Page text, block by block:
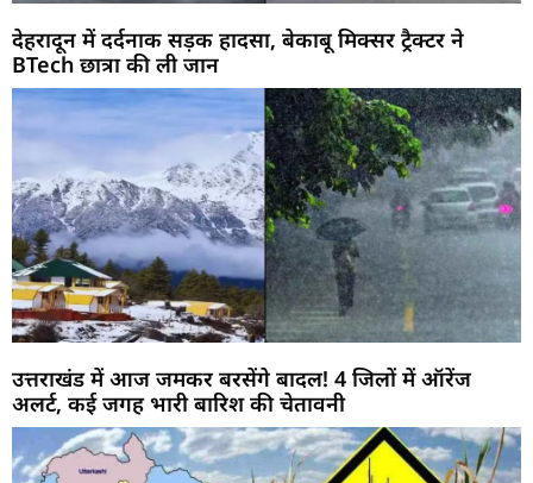
देहरादून में दर्दनाक सड़क हादसा, बेकाबू मिक्सर ट्रैक्टर ने
BTech छात्रा की ली जान
उत्तराखंड में आज जमकर बरसेंगे बादल! 4 जिलों में ऑरेंज
अलर्ट, कई जगह भारी बारिश की चेतावनी